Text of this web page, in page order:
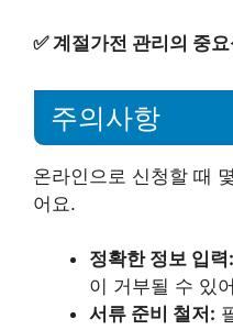
✅계절가전 관리의 중
주의사항
온라인으로 신청할 때
어요.
정확한 정보 입력:
이 거부될 수 있
서류 준비 철저: